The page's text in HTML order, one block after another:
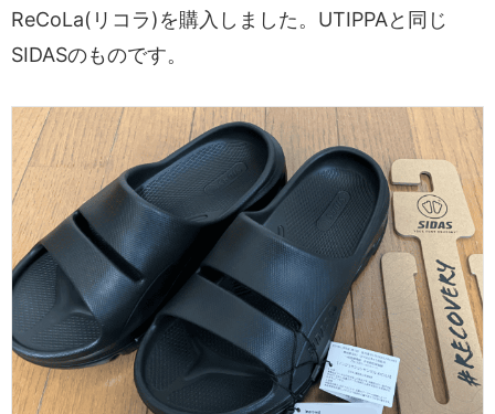
ReCoLa(リコラ)を購入しました。UTIPPAと同じ
SIDASのものです。